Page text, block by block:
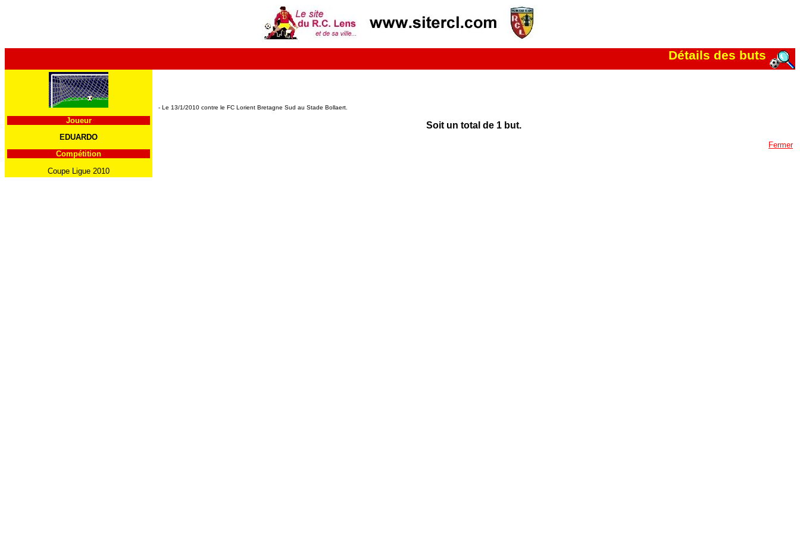
Détails des buts
Joueur
EDUARDO
Compétition
Coupe Ligue 2010
- Le 13/1/2010 contre le FC Lorient Bretagne Sud au Stade Bollaert.
Soit un total de 1 but.
Fermer